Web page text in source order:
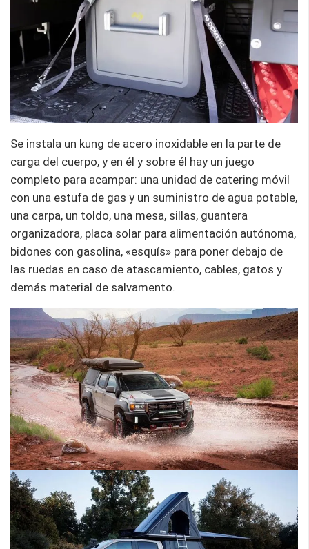
Se instala un kung de acero inoxidable en la parte de
carga del cuerpo, y en él y sobre él hay un juego
completo para acampar: una unidad de catering móvil
con una estufa de gas y un suministro de agua potable,
una carpa, un toldo, una mesa, sillas, guantera
organizadora, placa solar para alimentación autónoma,
bidones con gasolina, «esquís» para poner debajo de
las ruedas en caso de atascamiento, cables, gatos y
demás material de salvamento.